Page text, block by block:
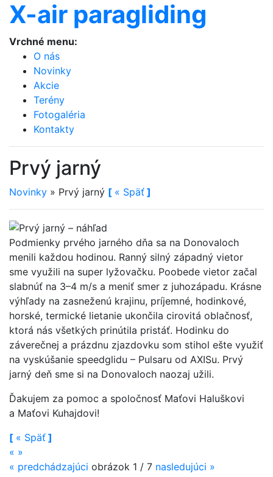
X-air paragliding
Vrchné menu:
O nás
Novinky
Akcie
Terény
Fotogaléria
Kontakty
Prvý jarný
Novinky » Prvý jarný [ « Späť ]
Podmienky prvého jarného dňa sa na Donovaloch
menili každou hodinou. Ranný silný západný vietor
sme využili na super lyžovačku. Poobede vietor začal
slabnúť na 3–4 m/s a meniť smer z juhozápadu. Krásne
výhľady na zasneženú krajinu, príjemné, hodinkové,
horské, termické lietanie ukončila cirovitá oblačnosť,
ktorá nás všetkých prinútila pristáť. Hodinku do
záverečnej a prázdnu zjazdovku som stihol ešte využiť
na vyskúšanie speedglidu – Pulsaru od AXISu. Prvý
jarný deň sme si na Donovaloch naozaj užili.
Ďakujem za pomoc a spoločnosť Maťovi Haluškovi
a Maťovi Kuhajdovi!
[ « Späť ]
« »
« predchádzajúci obrázok 1 / 7 nasledujúci »